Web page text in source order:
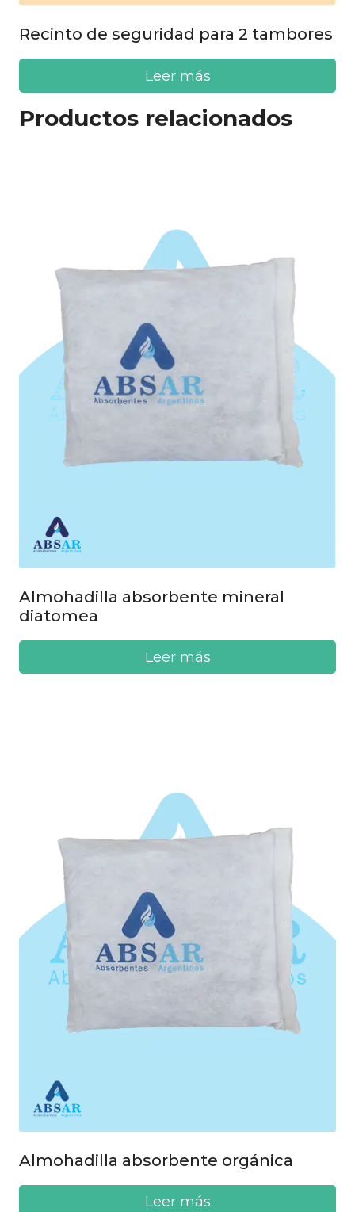
Recinto de seguridad para 2 tambores
Leer más
Productos relacionados
Almohadilla absorbente mineral
diatomea
Leer más
Almohadilla absorbente orgánica
Leer más